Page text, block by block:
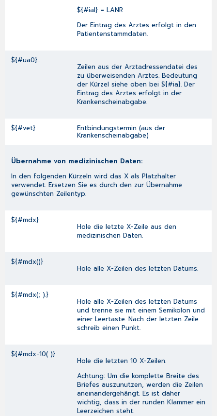
${#ial} = LANR
Der Eintrag des Arztes erfolgt in den
Patientenstammdaten.
${#ua0}...
Zeilen aus der Arztadressendatei des
zu überweisenden Arztes. Bedeutung
der Kürzel siehe oben bei ${#ia}. Der
Eintrag des Arztes erfolgt in der
Krankenscheinabgabe.
${#vet} Entbindungstermin (aus der
Krankenscheinabgabe)
Übernahme von medizinischen Daten:
In den folgenden Kürzeln wird das X als Platzhalter
verwendet. Ersetzen Sie es durch den zur Übernahme
gewünschten Zeilentyp.
${#mdx}
Hole die letzte X-Zeile aus den
medizinischen Daten.
${#mdx()}
Hole alle X-Zeilen des letzten Datums.
${#mdx(; ).}
Hole alle X-Zeilen des letzten Datums
und trenne sie mit einem Semikolon und
einer Leertaste. Nach der letzten Zeile
schreib einen Punkt.
${#mdx-10( )}
Hole die letzten 10 X-Zeilen.
Achtung: Um die komplette Breite des
Briefes auszunutzen, werden die Zeilen
aneinandergehängt. Es ist daher
wichtig, dass in der runden Klammer ein
Leerzeichen steht.